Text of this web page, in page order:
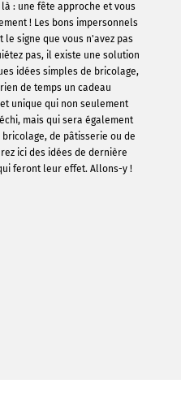
: une fête approche et vous
! Les bons impersonnels
signe que vous n'avez pas
pas, il existe une solution
idées simples de bricolage,
de temps un cadeau
unique qui non seulement
mais qui sera également
de pâtisserie ou de
ici des idées de dernière
feront leur effet. Allons-y !